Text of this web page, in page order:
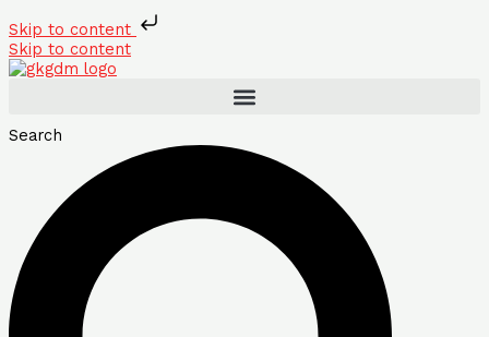
Skip to content
Skip to content
Search